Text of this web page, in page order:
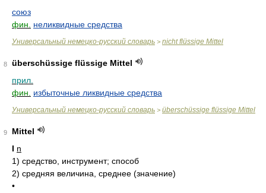
союз
фин.
неликвидные средства
Универсальный немецко-русский словарь > nicht flüssige Mittel
8
überschüssige flüssige Mittel
прил.
фин.
избыточные ликвидные средства
Универсальный немецко-русский словарь > überschüssige flüssige Mittel
9
Mittel
I n
1) средство, инструмент; способ
2) средняя величина, среднее (значение)
•